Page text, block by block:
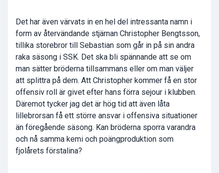
Det har även värvats in en hel del intressanta namn i
form av återvändande stjärnan Christopher Bengtsson,
tillika storebror till Sebastian som går in på sin andra
raka säsong i SSK. Det ska bli spännande att se om
man sätter bröderna tillsammans eller om man väljer
att splittra på dem. Att Christopher kommer få en stor
offensiv roll är givet efter hans förra sejour i klubben.
Däremot tycker jag det är hög tid att även låta
lillebrorsan få ett större ansvar i offensiva situationer
än föregående säsong. Kan bröderna sporra varandra
och nå samma kemi och poängproduktion som
fjolårets förstalina?